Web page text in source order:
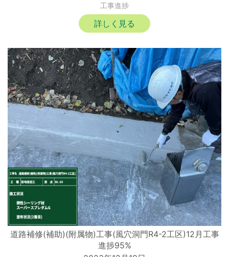
工事進捗
詳しく見る
道路補修(補助)(附属物)工事(風穴洞門R4-2工区)12月工事
進捗95%